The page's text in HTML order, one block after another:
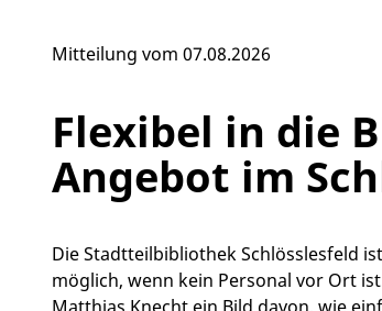
Mitteilung vom 07.08.2026
Flexibel in die
Angebot im
Die Stadtteilbibliothek Schlösslesfeld
möglich, wenn kein Personal vor Ort
Matthias Knecht ein Bild davon, wie